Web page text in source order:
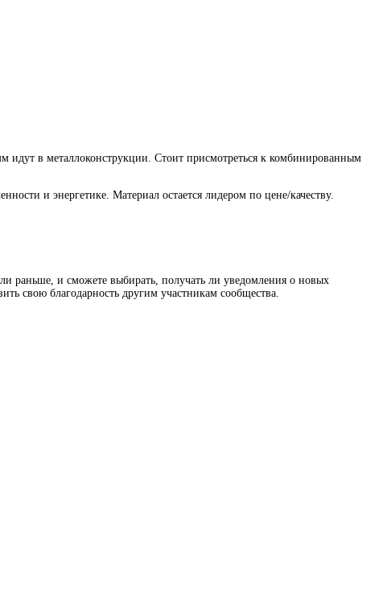
в металлоконструкции. Стоит присмотреться к комбинированным
и энергетике. Материал остается лидером по цене/качеству.
раньше, и сможете выбирать, получать ли уведомления о новых
свою благодарность другим участникам сообщества.